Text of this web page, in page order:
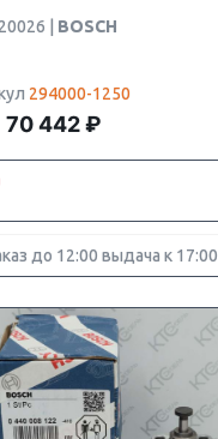
| BOSCH
294000-1250
70 442 ₽
до 12:00 выдача к 17:00